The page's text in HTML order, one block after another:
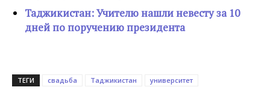
Таджикистан: Учителю нашли невесту за 10
дней по поручению президента
ТЕГИ свадьба Таджикистан университет